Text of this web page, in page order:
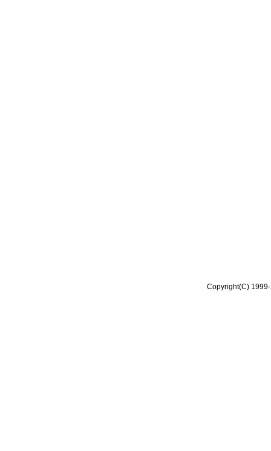
Copyright(C)